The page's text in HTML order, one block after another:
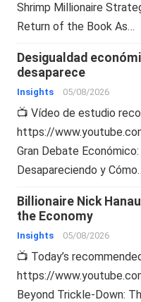
Shrimp Millionaire
Return of the Book As…
Desigualdad
desaparece
Insights 05/08/2026
📺 Vídeo de estudio
https://
Gran Debate
Desapareciendo y
Billionaire Nick
the Economy
Insights 05/08/2026
📺 Today’s
https://
Beyond Trickle-Down: